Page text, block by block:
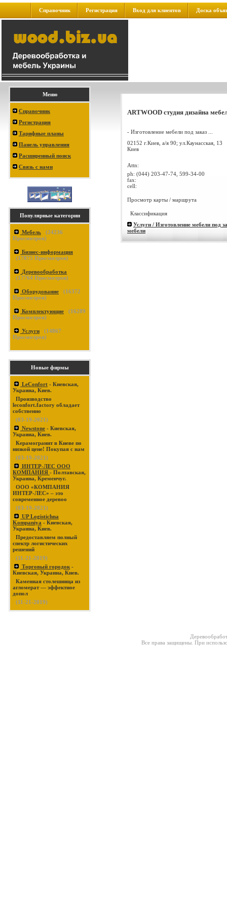
Справочник Регистрация Вход для клиентов Доска
Меню
Справочник
Регистрация
Тарифные планы
Панель управления
Расширенный поиск
Связь с нами
Популярные категории
Мебель (24236
Просмотров)
Бизнес-информация
(17875 Просмотров)
Деревообработка
(17764 Просмотров)
Оборудование (16372
Просмотров)
Комплектующие (16289
Просмотров)
Услуги (14867
Просмотров)
Новые фирмы
LeConfort - Киевская,
Украина, Киев.
Производство
leconfort.factory обладает
собственно
(03-19-2021)
Newstone - Киевская,
Украина, Киев.
Керамогранит в Киеве по
низкой цене! Покупая с нам
(03-19-2021)
ИНТЕР-ЛЕС ООО
КОМПАНИЯ - Полтавская,
Украина, Кременчуг.
ООО «КОМПАНИЯ
ИНТЕР-ЛЕС» – это
современное деревоо
(03-19-2021)
UP Logistichna
Kompaniya - Киевская,
Украина, Киев.
Предоставляем полный
спектр логистических
решений
(11-21-2019)
Торговый городок -
Киевская, Украина, Киев.
Каменная столешница из
агломерат — эффектное
допол
(11-21-2019)
ARTWOOD студия дизайна
- Изготовление мебели под заказ ...
02152 г.Киев, а/я 90; ул.Каунасская, 13
Киев
Attn:
ph: (044) 203-47-74, 599-34-00
fax:
cell:
Просмотр карты / маршрута
Классификация
Услуги / Изготовление мебели под
мебели
Все права защищены. При